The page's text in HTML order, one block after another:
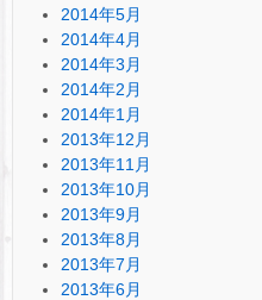
2014年5月
2014年4月
2014年3月
2014年2月
2014年1月
2013年12月
2013年11月
2013年10月
2013年9月
2013年8月
2013年7月
2013年6月